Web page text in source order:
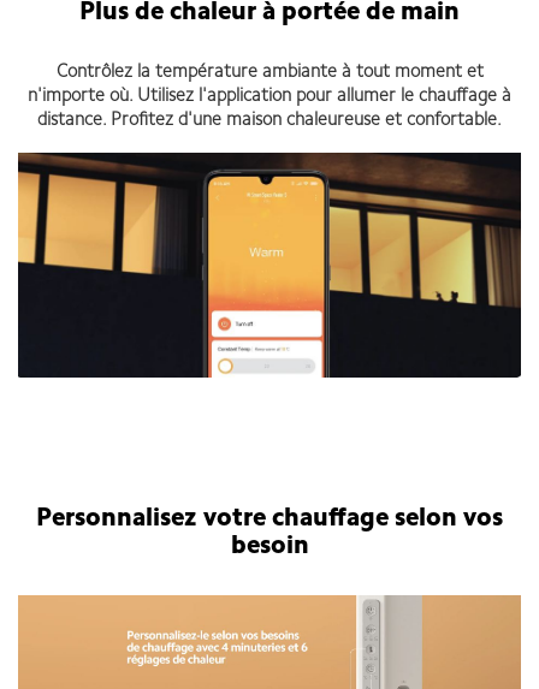
Plus de chaleur à portée de main
Contrôlez la température ambiante à tout moment et
n'importe où. Utilisez l'application pour allumer le chauffage à
distance. Profitez d'une maison chaleureuse et confortable.
Personnalisez votre chauffage selon vos
besoin